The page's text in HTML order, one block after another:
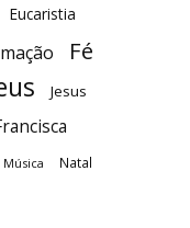
Eucaristia
Fé
Jesus
Música Natal